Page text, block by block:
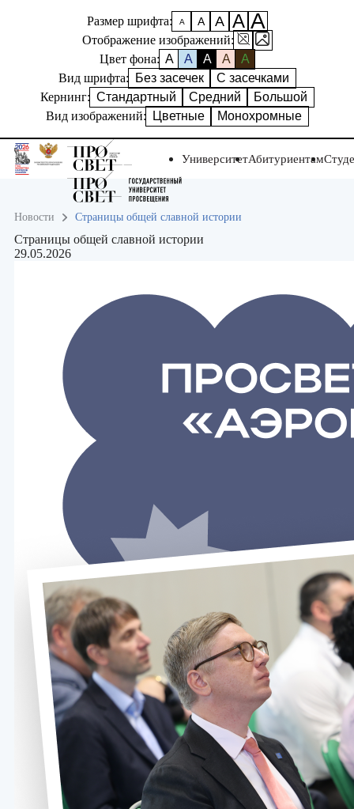
Размер шрифта: А А А А А
Отображение изображений:
Цвет фона: A A A A
A
Вид шрифта:
Без засечек
С засечками
Кернинг: Стандартный Средний
Большой
Вид изображений:
Цветные Монохромные
УниверситетАбитуриентам
Новости Страницы общей славной истории
Страницы общей славной истории
29.05.2026